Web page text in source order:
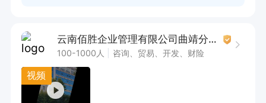
09：00-12:00    14:00-18：00
节假日正常休假
云南佰胜企业管理有限公司曲靖分公司
100-1000人 咨询、贸易、开发、财险
视频